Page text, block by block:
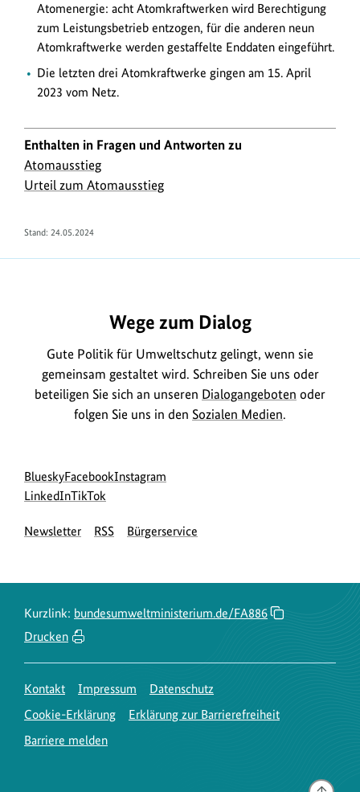
Atomenergie: acht Atomkraftwerken wird Berechtigung
zum Leistungsbetrieb entzogen, für die anderen neun
Atomkraftwerke werden gestaffelte Enddaten eingeführt.
Die letzten drei Atomkraftwerke gingen am 15. April
2023 vom Netz.
Enthalten in Fragen und Antworten zu
Atomausstieg
Urteil zum Atomausstieg
Stand: 24.05.2024
Wege zum Dialog
Gute Politik für Umweltschutz gelingt, wenn sie
gemeinsam gestaltet wird. Schreiben Sie uns oder
beteiligen Sie sich an unseren Dialogangeboten oder
folgen Sie uns in den Sozialen Medien.
Social
Media
Blueskyzur
Bluesky-
des
Facebookzur
des
Instagram
des
LinkedInzur
Seite
zur
Seite
TikTok
Newsletter RSS Bürgerservice
Kurzlink: bundesumweltministerium.de/FA886
Drucken
Kontakt Impressum
Datenschutz
Cookie-Erklärung
Erklärung zur Barrierefreiheit
Barriere melden